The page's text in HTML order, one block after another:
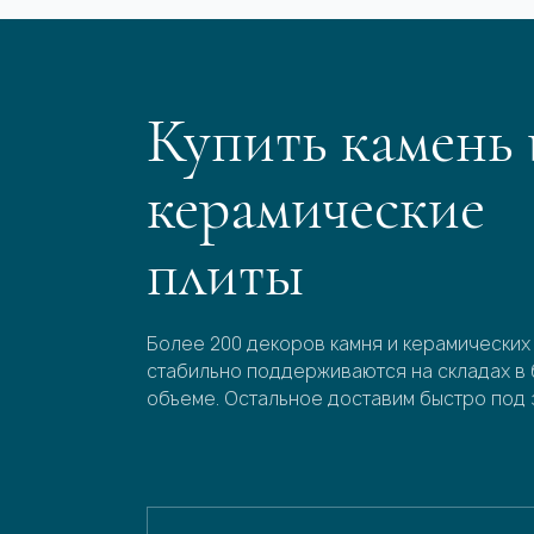
Купить камень
керамические
плиты
Более 200 декоров камня и керамических
стабильно поддерживаются на складах
объеме. Остальное доставим быстро под